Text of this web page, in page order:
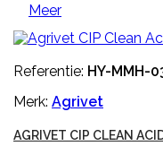
Meer
Referentie: HY-MMH-
Merk: Agrivet
AGRIVET CIP CLEAN